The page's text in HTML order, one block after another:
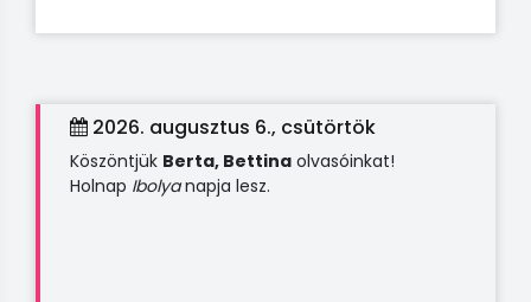
2026. augusztus 6., csütörtök
Köszöntjük Berta, Bettina olvasóinkat!
Holnap Ibolyanapja lesz.